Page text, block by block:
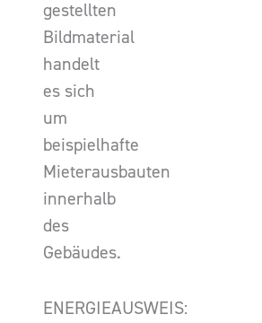
gestellten
Bildmaterial
handelt
es sich
um
beispielhafte
Mieterausbauten
innerhalb
des
Gebäudes.
ENERGIEAUSWEIS: